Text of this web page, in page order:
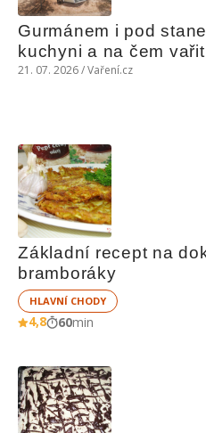
Gurmánem i pod
kuchyni a na čem vařit
21. 07. 2026 / Vaření.cz
Základní recept na
bramboráky
HLAVNÍ CHODY
4,8 60min